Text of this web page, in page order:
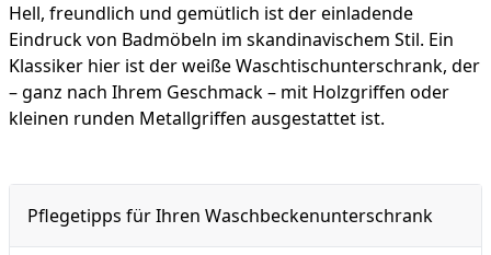
Hell, freundlich und gemütlich ist der einladende
Eindruck von Badmöbeln im skandinavischem Stil. Ein
Klassiker hier ist der weiße Waschtischunterschrank, der
– ganz nach Ihrem Geschmack – mit Holzgriffen oder
kleinen runden Metallgriffen ausgestattet ist.
Pflegetipps für Ihren Waschbeckenunterschrank